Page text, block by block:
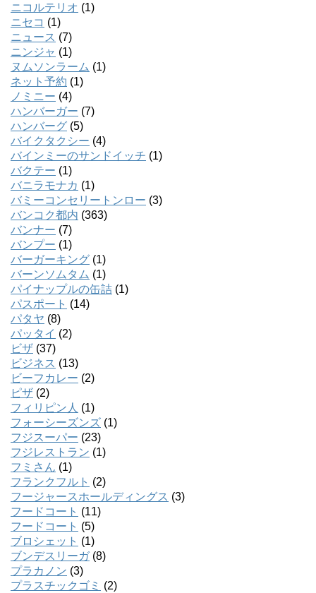
ニコルテリオ (1)
ニセコ (1)
ニュース (7)
ニンジャ (1)
ヌムソンラーム (1)
ネット予約 (1)
ノミニー (4)
ハンバーガー (7)
ハンバーグ (5)
バイクタクシー (4)
バインミーのサンドイッチ (1)
バクテー (1)
バニラモナカ (1)
バミーコンセリートンロー (3)
バンコク都内 (363)
バンナー (7)
バンプー (1)
バーガーキング (1)
バーンソムタム (1)
パイナップルの缶詰 (1)
パスポート (14)
パタヤ (8)
パッタイ (2)
ビザ (37)
ビジネス (13)
ビーフカレー (2)
ピザ (2)
フィリピン人 (1)
フォーシーズンズ (1)
フジスーパー (23)
フジレストラン (1)
フミさん (1)
フランクフルト (2)
フージャースホールディングス (3)
フードコート (11)
フードコート (5)
ブロシェット (1)
ブンデスリーガ(8)
プラカノン (3)
プラスチックゴミ (2)